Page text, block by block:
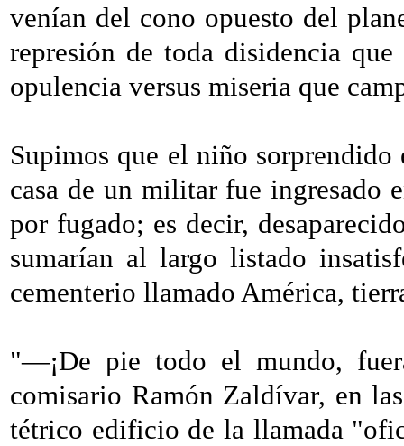
venían del cono opuesto del
represión de toda disidencia
opulencia versus miseria que
Supimos que el niño
casa de un militar fue ingresado
por fugado; es decir,
sumarían al largo listado
cementerio llamado América,
"―¡De pie todo el mundo,
comisario Ramón Zaldívar, en
tétrico edificio de la llamada